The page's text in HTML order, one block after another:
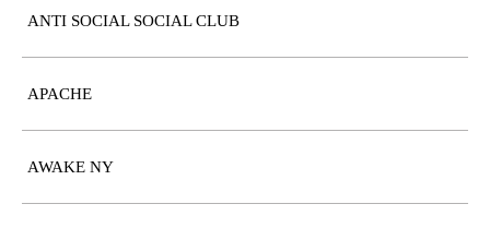
ANTI SOCIAL SOCIAL CLUB
APACHE
AWAKE NY